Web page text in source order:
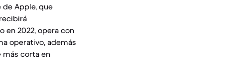
de Apple, que
en 2022, opera con
operativo, además
más corta en